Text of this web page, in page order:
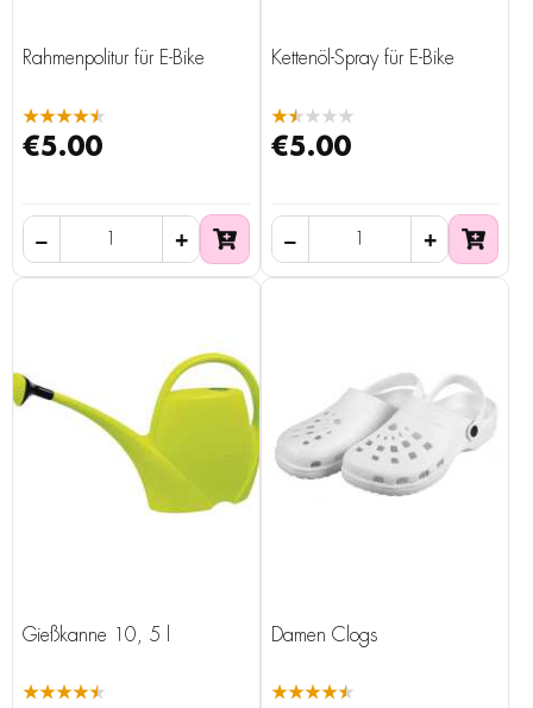
Rahmenpolitur für E-Bike
★★★★★
€5.00
Kettenöl-Spray für E-Bike
★★★★★
€5.00
Gießkanne 10, 5 l
★★★★★
Damen Clogs
★★★★★